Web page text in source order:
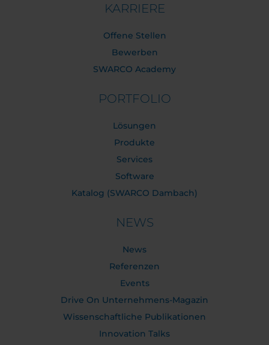
KARRIERE
Offene Stellen
Bewerben
SWARCO Academy
PORTFOLIO
Lösungen
Produkte
Services
Software
Katalog (SWARCO Dambach)
NEWS
News
Referenzen
Events
Drive On Unternehmens-Magazin
Wissenschaftliche Publikationen
Innovation Talks